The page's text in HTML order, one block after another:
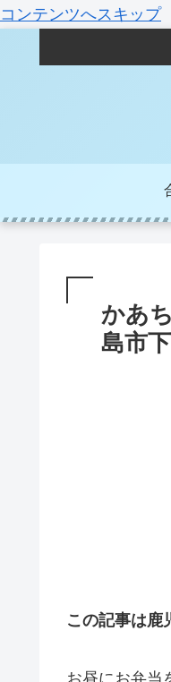
コンテンツへスキップ
かあ
島市
この記事は鹿
お昼にお弁当